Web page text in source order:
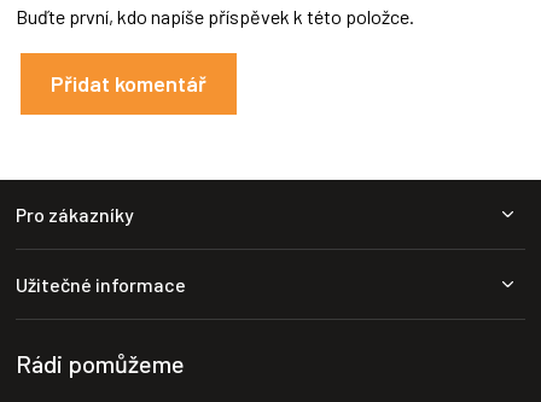
Buďte první, kdo napíše příspěvek k této položce.
Přidat komentář
Pro zákazníky
Užitečné informace
Rádi pomůžeme